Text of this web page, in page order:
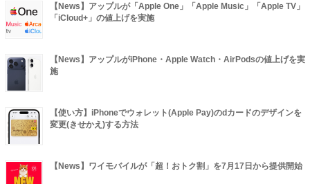
【News】アップルが「Apple One」「Apple Music」「Apple TV」
「iCloud+」の値上げを実施
【News】アップルがiPhone・Apple Watch・AirPodsの値上げを実
施
【使い方】iPhoneでウォレット(Apple Pay)のdカードのデザインを
変更(きせかえ)する方法
【News】ワイモバイルが「超！おトク割」を7月17日から提供開始